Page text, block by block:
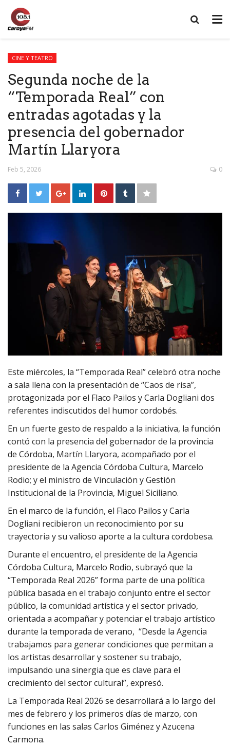
CINE Y TEATRO
Segunda noche de la
“Temporada Real” con
entradas agotadas y la
presencia del gobernador
Martín Llaryora
Feb 5, 2026 0
Este miércoles, la “Temporada Real” celebró otra noche
a sala llena con la presentación de “Caos de risa”,
protagonizada por el Flaco Pailos y Carla Dogliani dos
referentes indiscutidos del humor cordobés.
En un fuerte gesto de respaldo a la iniciativa, la función
contó con la presencia del gobernador de la provincia
de Córdoba, Martín Llaryora, acompañado por el
presidente de la Agencia Córdoba Cultura, Marcelo
Rodio; y el ministro de Vinculación y Gestión
Institucional de la Provincia, Miguel Siciliano.
En el marco de la función, el Flaco Pailos y Carla
Dogliani recibieron un reconocimiento por su
trayectoria y su valioso aporte a la cultura cordobesa.
Durante el encuentro, el presidente de la Agencia
Córdoba Cultura, Marcelo Rodio, subrayó que la
“Temporada Real 2026” forma parte de una política
pública basada en el trabajo conjunto entre el sector
público, la comunidad artística y el sector privado,
orientada a acompañar y potenciar el trabajo artístico
durante la temporada de verano, “Desde la Agencia
trabajamos para generar condiciones que permitan a
los artistas desarrollar y sostener su trabajo,
impulsando una sinergia que es clave para el
crecimiento del sector cultural”, expresó.
La Temporada Real 2026 se desarrollará a lo largo del
mes de febrero y los primeros días de marzo, con
funciones en las salas Carlos Giménez y Azucena
Carmona.